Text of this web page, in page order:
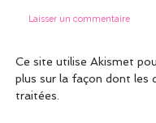
Ce site utilise Akismet
plus sur la façon dont les
traitées